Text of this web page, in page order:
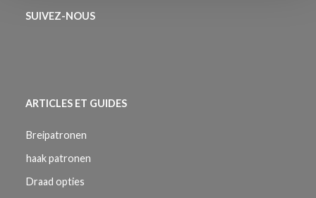
SUIVEZ-NOUS
ARTICLES ET GUIDES
Breipatronen
haak patronen
Draad opties